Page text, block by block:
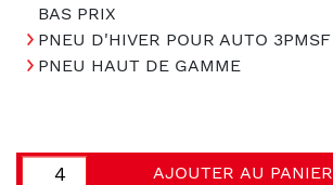
BAS PRIX
PNEU D'HIVER POUR AUTO 3PMSF
PNEU HAUT DE GAMME
AJOUTER AU PANIER